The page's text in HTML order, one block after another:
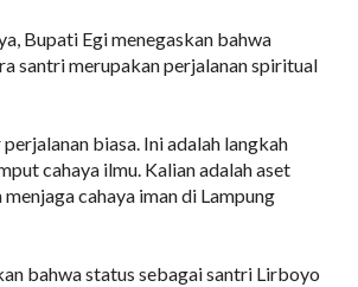
Bupati Egi menegaskan bahwa
santri merupakan perjalanan spiritual
biasa. Ini adalah langkah
cahaya ilmu. Kalian adalah aset
cahaya iman di Lampung
bahwa status sebagai santri Lirboyo